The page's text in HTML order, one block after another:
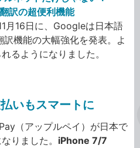
訳の超便利機能
月16日に、Googleは日本語
訳機能の大幅強化を発表。よ
るようになりました。
いもスマートに
（アップルペイ）が日本で
りました。 iPhone 7/7